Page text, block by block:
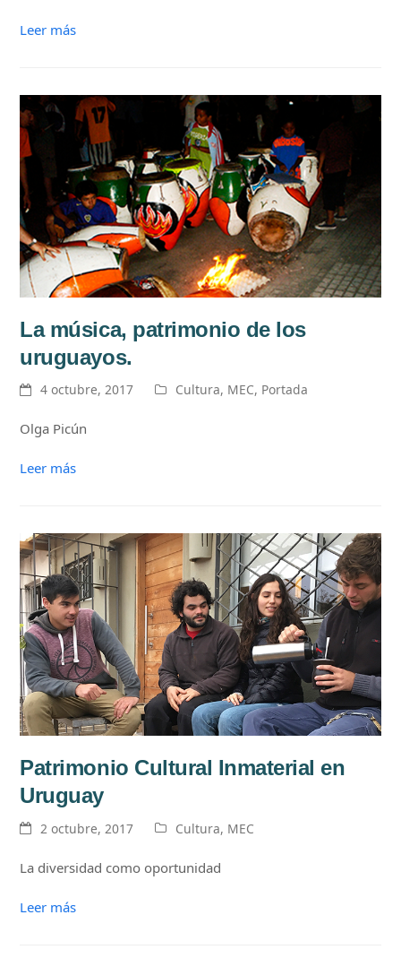
Leer más
La música, patrimonio de los
uruguayos.
4 octubre, 2017 Cultura, MEC, Portada
Olga Picún
Leer más
Patrimonio Cultural Inmaterial en
Uruguay
2 octubre, 2017 Cultura, MEC
La diversidad como oportunidad
Leer más